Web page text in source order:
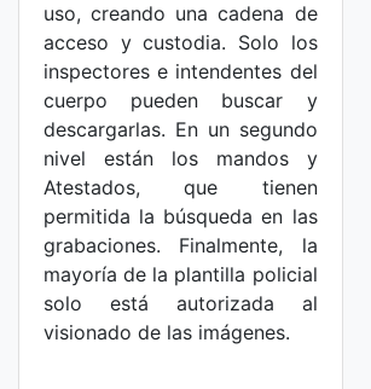
uso, creando una cadena de
acceso y custodia. Solo los
inspectores e intendentes del
cuerpo pueden buscar y
descargarlas. En un segundo
nivel están los mandos y
Atestados, que tienen
permitida la búsqueda en las
grabaciones. Finalmente, la
mayoría de la plantilla policial
solo está autorizada al
visionado de las imágenes.